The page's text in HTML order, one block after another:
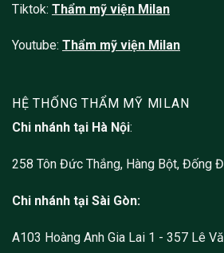
Tiktok: Thẩm mỹ viện Milan
Youtube: Thẩm mỹ viện Milan
HỆ THỐNG THẨM MỸ MILAN
Chi nhánh tại Hà Nội:
258 Tôn Đức Thắng, Hàng Bột, Đống
Chi nhánh tại Sài Gòn:
A103 Hoàng Anh Gia Lai 1 - 357 Lê